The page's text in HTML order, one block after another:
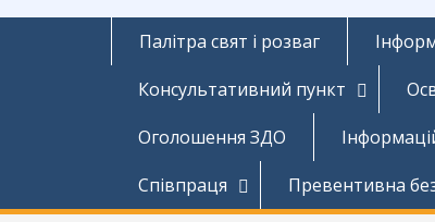
Палітра свят і розваг
Консультативний пункт
Оголошення ЗДО
Співпраця
Превентивна